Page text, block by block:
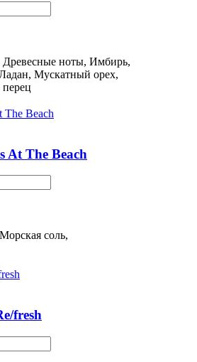
Древесные ноты, Имбирь,
Мускатный орех,
At The Beach
соль,
fresh